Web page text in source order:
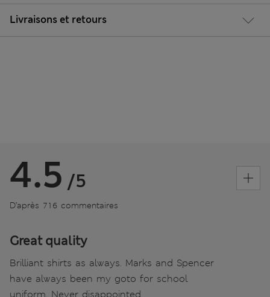
Livraisons et retours
4.5 /5
D’après 716 commentaires
Great quality
Brilliant shirts as always. Marks and Spencer
have always been my goto for school
uniform. Never disappointed